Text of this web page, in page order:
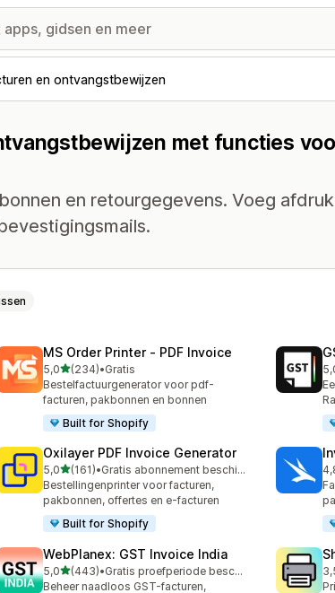
en ontvangstbewijzen
met functies
en retourgegevens. Voeg
MS Order Printer ‑ PDF Invoice
5,0van 5 sterren
(234)
234 recensies in totaal
•Gratis
Bestelfactuurgenerator voor pdf-
facturen, pakbonnen en bonnen
Built for Shopify
Oxilayer PDF Invoice Generator
5,0van 5 sterren
(161)
161 recensies in totaal
•
Gratis abonnement beschikbaar
Bestellingenprinter voor facturen,
pakbonnen, offertes en e-facturen
Built for Shopify
WebPlanex: GST Invoice India
5,0van 5 sterren
(443)
443 recensies in totaal
•
Gratis proefperiode beschikbaar
Beheer naadloos GST-facturen,